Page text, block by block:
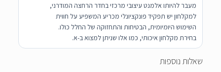
מעבר להיותו אלמנט עיצובי מרכזי בחדר הרחצה המודרני,
למקלחון יש תפקיד פונקציונלי מכריע המשפיע על חווית
השימוש היומיומית, הבטיחות והתחזוקה של החלל כולו.
בחירת מקלחון איכותי, כמו אלו שניתן למצוא ב-א.
שאלות נוספות